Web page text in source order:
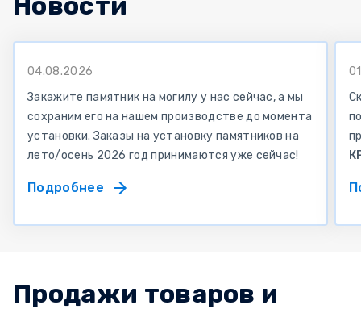
04.08.2026
Закажите памятник на могилу у нас сейчас, а мы
сохраним его на нашем производстве до момента
установки. Заказы на установку памятников на
лето/осень 2026 год принимаются уже сейчас!
Подробнее
Продажи товаров и